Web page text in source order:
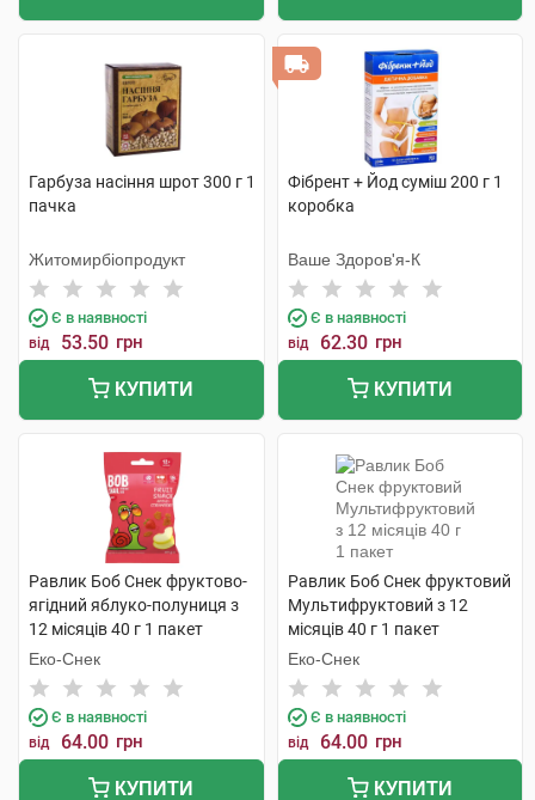
Гарбуза насіння шрот 300 г 1
пачка
Житомирбіопродукт
Є в наявності
від 53.50 грн
КУПИТИ
Фібрент + Йод суміш 200 г 1
коробка
Ваше Здоров'я-К
Є в наявності
від 62.30 грн
КУПИТИ
Равлик Боб Снек фруктово-
ягідний яблуко-полуниця з
12 місяців 40 г 1 пакет
Еко-Снек
Є в наявності
від 64.00 грн
КУПИТИ
Равлик Боб Снек фруктовий
Мультифруктовий з 12
місяців 40 г 1 пакет
Еко-Снек
Є в наявності
від 64.00 грн
КУПИТИ